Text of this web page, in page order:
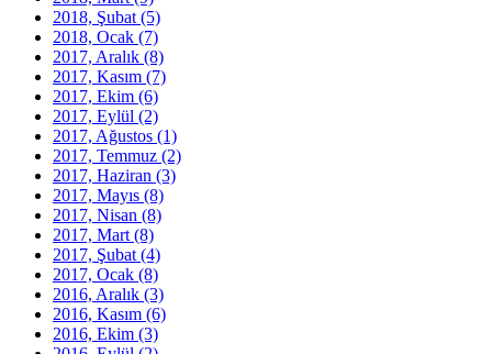
2018, Şubat (5)
2018, Ocak (7)
2017, Aralık (8)
2017, Kasım (7)
2017, Ekim (6)
2017, Eylül (2)
2017, Ağustos (1)
2017, Temmuz (2)
2017, Haziran (3)
2017, Mayıs (8)
2017, Nisan (8)
2017, Mart (8)
2017, Şubat (4)
2017, Ocak (8)
2016, Aralık (3)
2016, Kasım (6)
2016, Ekim (3)